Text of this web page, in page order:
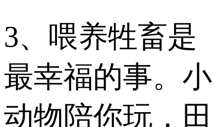
3、喂养牲畜是
最幸福的事。小
动物陪你玩，田